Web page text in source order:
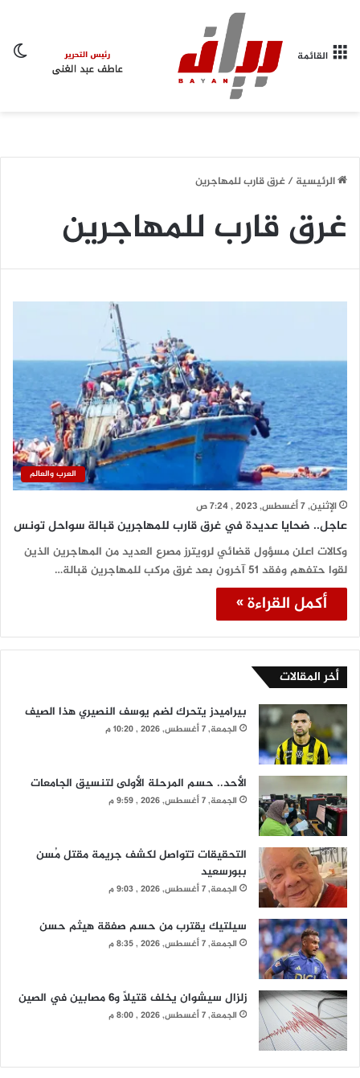
القائمة
الرئيسية/غرق قارب للمهاجرين
غرق قارب للمهاجرين
العرب والعالم
الإثنين, 7 أغسطس, 2023 , 7:24 ص
عاجل.. ضحايا عديدة في غرق قارب للمهاجرين قبالة سواحل تونس
وكالات اعلن مسؤول قضائي لرويترز مصرع العديد من المهاجرين الذين
لقوا حتفهم وفقد 51 آخرون بعد غرق مركب للمهاجرين قبالة…
أكمل القراءة »
أخر المقالات
بيراميدز يتحرك لضم يوسف النصيري هذا الصيف
الجمعة, 7 أغسطس, 2026 , 10:20 م
الأحد.. حسم المرحلة الأولى لتنسيق الجامعات
الجمعة, 7 أغسطس, 2026 , 9:59 م
التحقيقات تتواصل لكشف جريمة مقتل مُسن
ببورسعيد
الجمعة, 7 أغسطس, 2026 , 9:03 م
سيلتيك يقترب من حسم صفقة هيثم حسن
الجمعة, 7 أغسطس, 2026 , 8:35 م
زلزال سيشوان يخلف قتيلًا و6 مصابين في الصين
الجمعة, 7 أغسطس, 2026 , 8:00 م